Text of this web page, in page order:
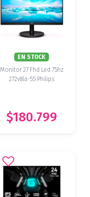
EN STOCK
Monitor 27 Fhd Led 75hz
272v8la-55 Philips
$180.799